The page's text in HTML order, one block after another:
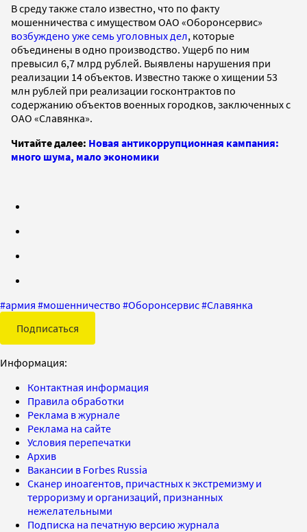
В среду также стало известно, что по факту
мошенничества с имуществом ОАО «Оборонсервис»
возбуждено уже семь уголовных дел, которые
объединены в одно производство. Ущерб по ним
превысил 6,7 млрд рублей. Выявлены нарушения при
реализации 14 объектов. Известно также о хищении 53
млн рублей при реализации госконтрактов по
содержанию объектов военных городков, заключенных с
ОАО «Славянка».
Читайте далее: Новая антикоррупционная кампания:
много шума, мало экономики
#армия #мошенничество #Оборонсервис#Славянка
Подписаться
Информация:
Контактная информация
Правила обработки
Реклама в журнале
Реклама на сайте
Условия перепечатки
Архив
Вакансии в Forbes Russia
Сканер иноагентов, причастных к экстремизму и
терроризму и организаций, признанных
нежелательными
Подписка на печатную версию журнала